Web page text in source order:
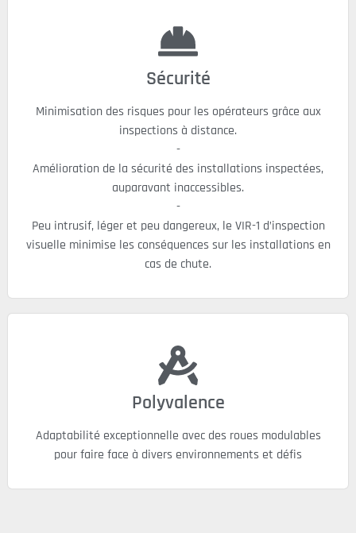
Sécurité
Minimisation des risques pour les opérateurs grâce aux
inspections à distance.
-
Amélioration de la sécurité des installations inspectées,
auparavant inaccessibles.
-
Peu intrusif, léger et peu dangereux, le VIR-1 d’inspection
visuelle minimise les conséquences sur les installations en
cas de chute.
Polyvalence
Adaptabilité exceptionnelle avec des roues modulables
pour faire face à divers environnements et défis